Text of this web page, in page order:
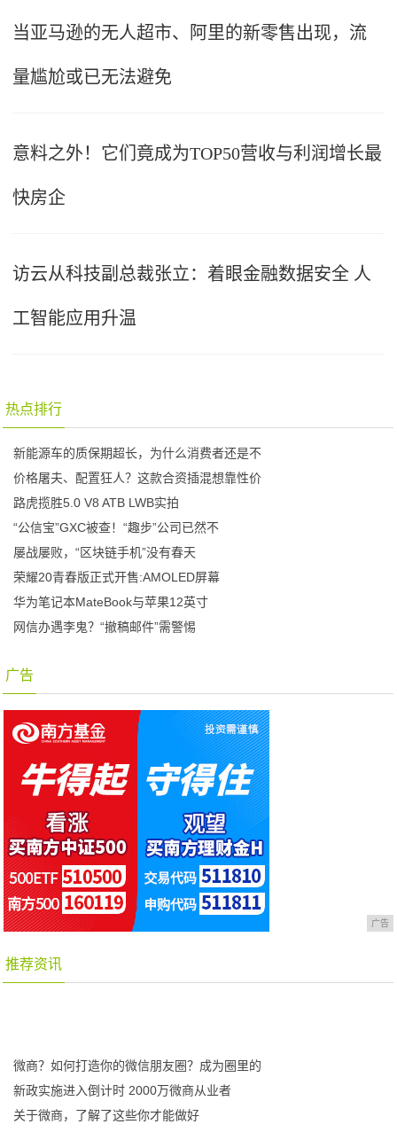
当亚马逊的无人超市、阿里的新零售出现，流
量尴尬或已无法避免
意料之外！它们竟成为TOP50营收与利润增长最
快房企
访云从科技副总裁张立：着眼金融数据安全 人
工智能应用升温
热点排行
新能源车的质保期超长，为什么消费者还是不
价格屠夫、配置狂人？这款合资插混想靠性价
路虎揽胜5.0 V8 ATB LWB实拍
“公信宝”GXC被查！“趣步”公司已然不
屡战屡败，“区块链手机”没有春天
荣耀20青春版正式开售:AMOLED屏幕
华为笔记本MateBook与苹果12英寸
网信办遇李鬼？“撤稿邮件”需警惕
广告
广告
推荐资讯
微商？如何打造你的微信朋友圈？成为圈里的
新政实施进入倒计时 2000万微商从业者
关于微商，了解了这些你才能做好